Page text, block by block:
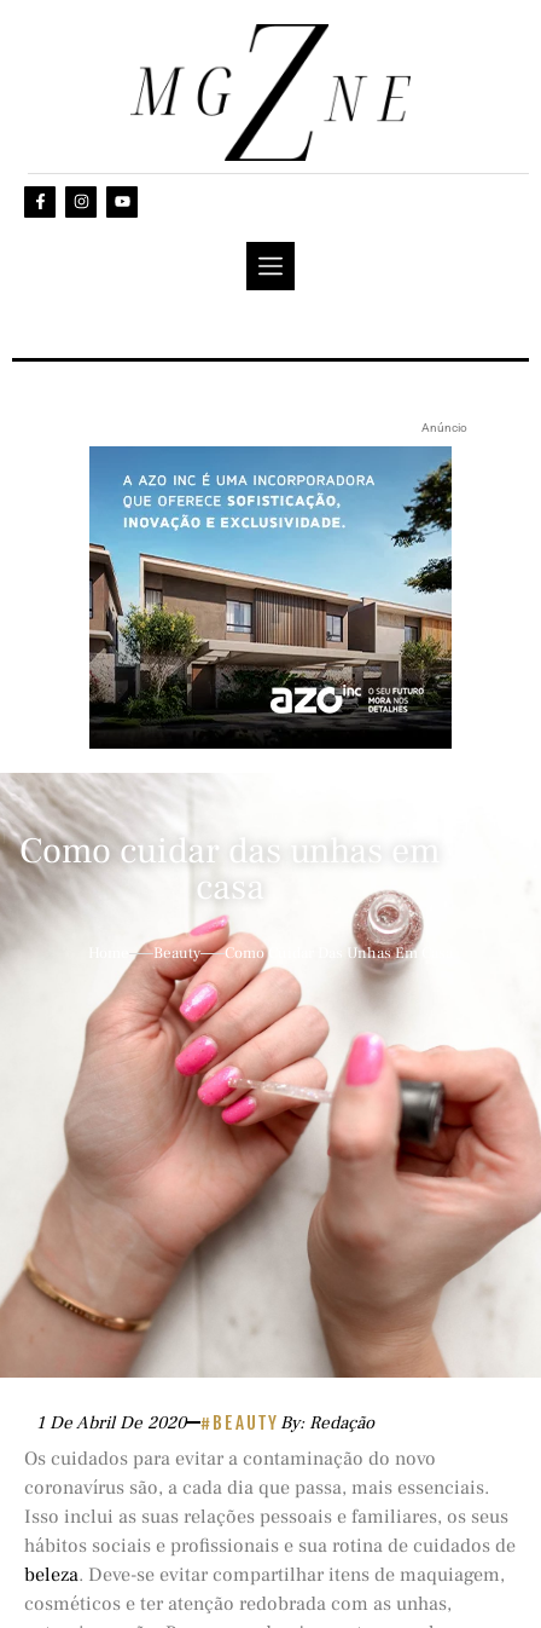
Anúncio
Como cuidar das unhas em
casa
Beauty Como Cuidar Das Unhas Em Casa
1 De Abril De 2020 #BEAUTY By: Redação
Os cuidados para evitar a contaminação do novo
coronavírus são, a cada dia que passa, mais essenciais.
Isso inclui as suas relações pessoais e familiares, os seus
hábitos sociais e profissionais e sua rotina de cuidados de
beleza. Deve-se evitar compartilhar itens de maquiagem,
cosméticos e ter atenção redobrada com as unhas,